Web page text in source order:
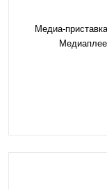
Медиа-